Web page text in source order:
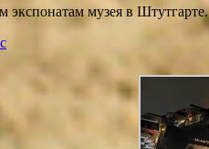
экспонатам музея в Штутгарте.